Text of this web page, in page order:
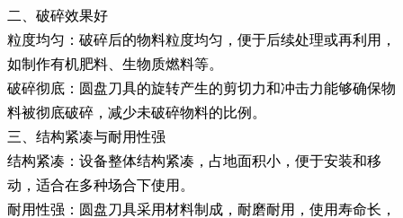
二、破碎效果好
粒度均匀：破碎后的物料粒度均匀，便于后续处理或再利用，
如制作有机肥料、生物质燃料等。
破碎彻底：圆盘刀具的旋转产生的剪切力和冲击力能够确保物
料被彻底破碎，减少未破碎物料的比例。
三、结构紧凑与耐用性强
结构紧凑：设备整体结构紧凑，占地面积小，便于安装和移
动，适合在多种场合下使用。
耐用性强：圆盘刀具采用材料制成，耐磨耐用，使用寿命长，